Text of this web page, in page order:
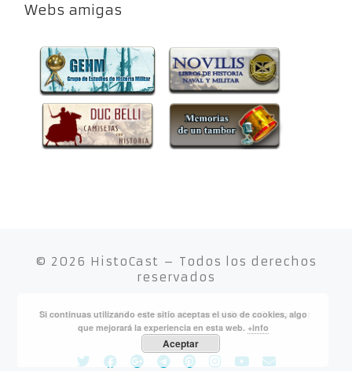
Webs amigas
© 2026 HistoCast – Todos los derechos
reservados
Funciona conWP– Diseñado con elTema Customizr
Si continuas utilizando este sitio aceptas el uso de cookies, algo
que mejorará la experiencia en esta web. +info
Aceptar